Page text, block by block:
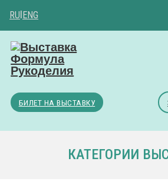
RU ENG
БИЛЕТ НА ВЫСТАВКУ
КАТЕГОРИИ